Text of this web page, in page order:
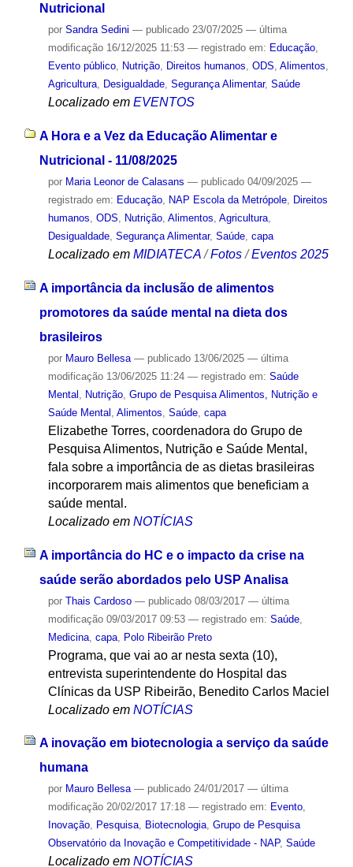
Nutricional
por Sandra Sedini — publicado23/07/2025 — última
modificação16/12/2025 11:53 — registrado em: Educação,
Evento público, Nutrição, Direitos humanos, ODS, Alimentos,
Agricultura, Desigualdade, Segurança Alimentar, Saúde
Localizado em EVENTOS
A Hora e a Vez da Educação Alimentar e
Nutricional - 11/08/2025
por Maria Leonor de Calasans — publicado04/09/2025 —
registrado em: Educação, NAP Escola da Metrópole, Direitos
humanos, ODS, Nutrição, Alimentos, Agricultura,
Desigualdade, Segurança Alimentar, Saúde, capa
Localizado em MIDIATECA /Fotos /Eventos 2025
A importância da inclusão de alimentos
promotores da saúde mental na dieta dos
brasileiros
por Mauro Bellesa — publicado13/06/2025 — última
modificação13/06/2025 11:24 — registrado em: Saúde
Mental
Nutrição, Grupo de Pesquisa Alimentos, Nutrição e
Saúde Mental
Alimentos Saúde, capa
Elizabethe Torres, coordenadora do Grupo de
Pesquisa Alimentos, Nutrição e Saúde Mental,
fala sobre a importância de as dietas brasileiras
incorporarem mais alimentos que beneficiam a
saúde mental.
Localizado em NOTÍCIAS
A importância do HC e o impacto da crise na
saúde serão abordados pelo USP Analisa
por Thais Cardoso — publicado08/03/2017 — última
modificação09/03/2017 09:53 — registrado em: Saúde,
Medicina, capa, Polo Ribeirão Preto
Programa, que vai ao ar nesta sexta (10),
entrevista superintendente do Hospital das
Clínicas da USP Ribeirão, Benedito Carlos Maciel
Localizado em NOTÍCIAS
A inovação em biotecnologia a serviço da saúde
humana
por Mauro Bellesa — publicado24/01/2017 — última
modificação20/02/2017 17:18 — registrado em: Evento,
Inovação, Pesquisa, Biotecnologia, Grupo de Pesquisa
Observatório da Inovação e Competitividade - NAP, Saúde
Localizado em NOTÍCIAS